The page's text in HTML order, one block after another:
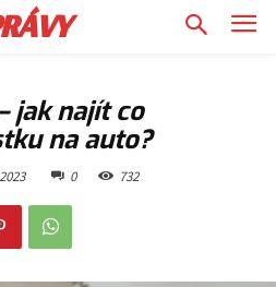
jak najít co
na auto?
0 732